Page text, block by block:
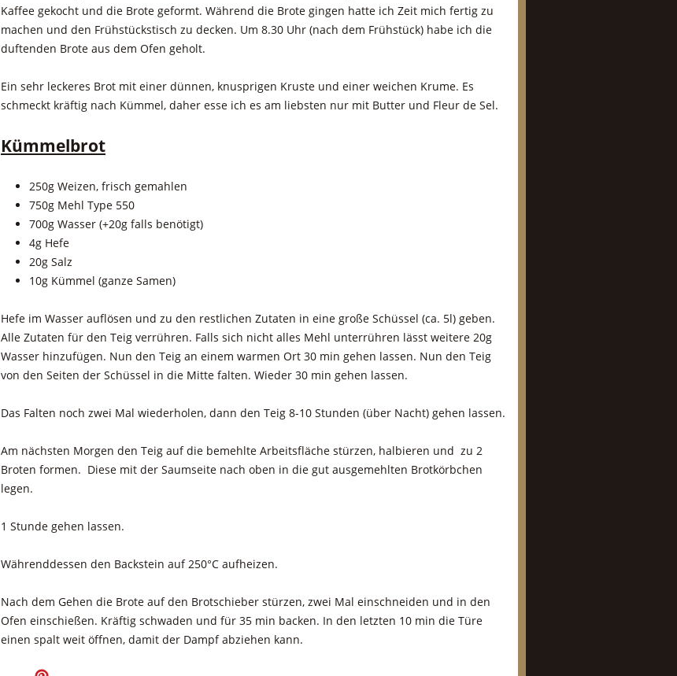
Kaffee gekocht und die Brote geformt. Während die Brote gingen hatte ich Zeit mich fertig zu
machen und den Frühstückstisch zu decken. Um 8.30 Uhr (nach dem Frühstück) habe ich die
duftenden Brote aus dem Ofen geholt.
Ein sehr leckeres Brot mit einer dünnen, knusprigen Kruste und einer weichen Krume. Es
schmeckt kräftig nach Kümmel, daher esse ich es am liebsten nur mit Butter und Fleur de Sel.
Kümmelbrot
250g Weizen, frisch gemahlen
750g Mehl Type 550
700g Wasser (+20g falls benötigt)
4g Hefe
20g Salz
10g Kümmel (ganze Samen)
Hefe im Wasser auflösen und zu den restlichen Zutaten in eine große Schüssel (ca. 5l) geben.
Alle Zutaten für den Teig verrühren. Falls sich nicht alles Mehl unterrühren lässt weitere 20g
Wasser hinzufügen. Nun den Teig an einem warmen Ort 30 min gehen lassen. Nun den Teig
von den Seiten der Schüssel in die Mitte falten. Wieder 30 min gehen lassen.
Das Falten noch zwei Mal wiederholen, dann den Teig 8-10 Stunden (über Nacht) gehen lassen.
Am nächsten Morgen den Teig auf die bemehlte Arbeitsfläche stürzen, halbieren und zu 2
Broten formen. Diese mit der Saumseite nach oben in die gut ausgemehlten Brotkörbchen
legen.
1 Stunde gehen lassen.
Währenddessen den Backstein auf 250°C aufheizen.
Nach dem Gehen die Brote auf den Brotschieber stürzen, zwei Mal einschneiden und in den
Ofen einschießen. Kräftig schwaden und für 35 min backen. In den letzten 10 min die Türe
einen spalt weit öffnen, damit der Dampf abziehen kann.